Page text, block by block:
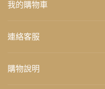
我的購物車
連絡客服
購物說明